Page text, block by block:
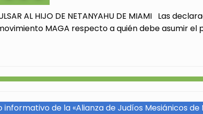
AL HIJO DE NETANYAHU DE MIAMI Las
MAGA respecto a quién debe asumir
informativo de la «Alianza de Judíos Mesiánicos